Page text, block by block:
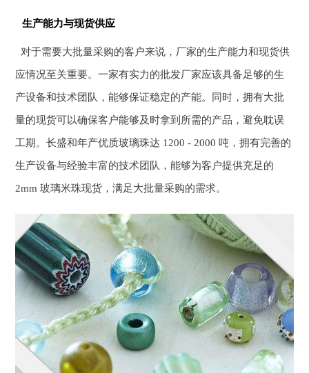
生产能力与现货供应
对于需要大批量采购的客户来说，厂家的生产能力和现货供
应情况至关重要。一家有实力的批发厂家应该具备足够的生
产设备和技术团队，能够保证稳定的产能。同时，拥有大批
量的现货可以确保客户能够及时拿到所需的产品，避免耽误
工期。长盛和年产优质玻璃珠达 1200 - 2000 吨，拥有完善的
生产设备与经验丰富的技术团队，能够为客户提供充足的
2mm 玻璃米珠现货，满足大批量采购的需求。